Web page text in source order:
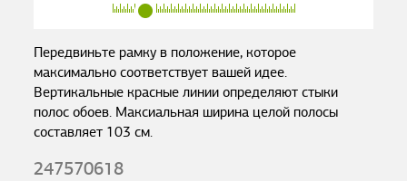
Передвиньте рамку в положение, которое
максимально соответствует вашей идее.
Вертикальные красные линии определяют стыки
полос обоев. Максиальная ширина целой полосы
составляет 103 см.
247570618